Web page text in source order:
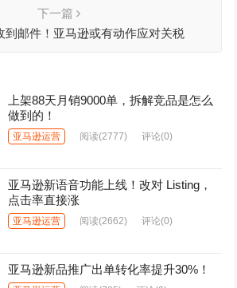
下一篇
到邮件！亚马逊或有动作应对关税
上架88天月销9000单，拆解竞品是怎么
做到的！
亚马逊运营 阅读(2777) 评论(0)
亚马逊新语音功能上线！改对 Listing，
点击率直接涨
亚马逊运营 阅读(2662) 评论(0)
亚马逊新品推广出单转化率提升30%！